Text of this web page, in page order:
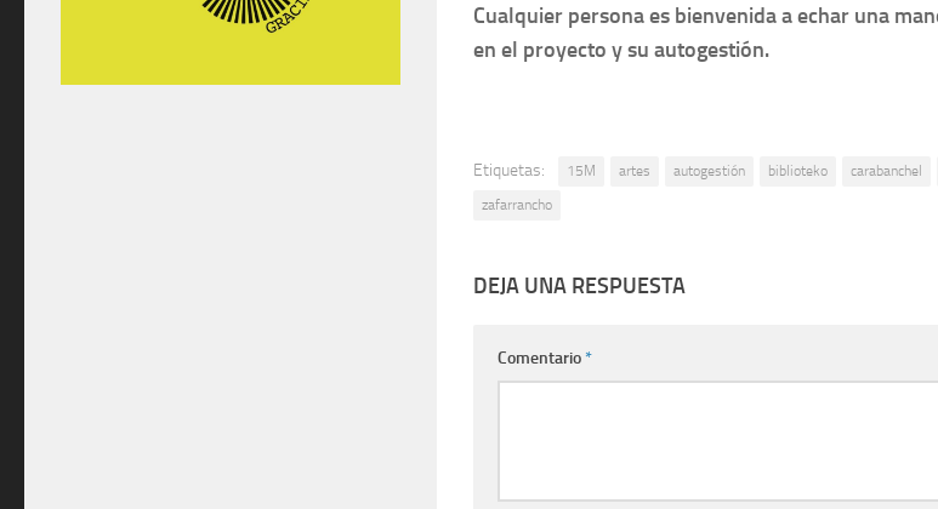
Cualquier persona es bienvenida a echar una
en el proyecto y su autogestión.
Etiquetas: 15M artes autogestión biblioteko carabanchel
zafarrancho
DEJA UNA RESPUESTA
Comentario*